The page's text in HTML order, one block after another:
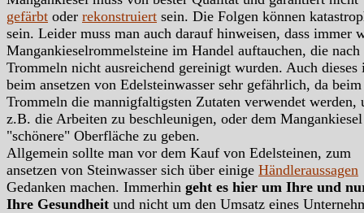
gefärbt oder rekonstruiert sein. Die Folgen können
sein. Leider muss man auch darauf hinweisen, dass immer
Mangankieselrommelsteine im Handel auftauchen, die nach
Trommeln nicht ausreichend gereinigt wurden. Auch dieses
beim ansetzen von Edelsteinwasser sehr gefährlich, da beim
Trommeln die mannigfaltigsten Zutaten verwendet werden,
z.B. die Arbeiten zu beschleunigen, oder dem
"schönere" Oberfläche zu geben.
Allgemein sollte man vor dem Kauf von Edelsteinen, zum
ansetzen von Steinwasser sich über einige Händleraussagen
Gedanken machen. Immerhin geht es hier um Ihre und
Ihre Gesundheit und nicht um den Umsatz eines